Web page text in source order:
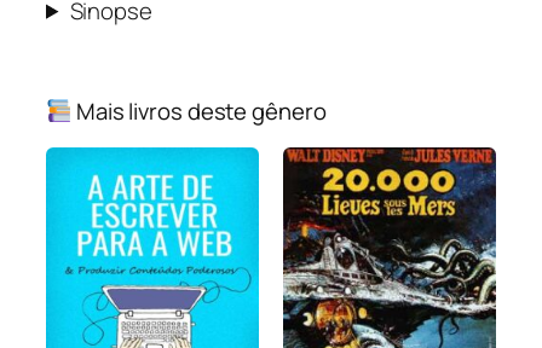
Sinopse
Mais livros deste gênero